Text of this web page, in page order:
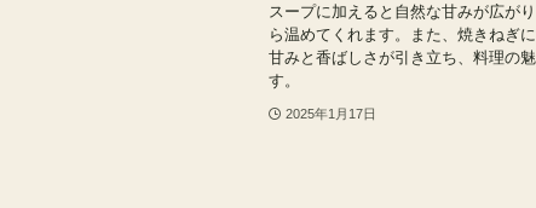
スープに加えると自然な甘みが広が
ら温めてくれます。また、焼きねぎ
甘みと香ばしさが引き立ち、料理の
す。
2025年1月17日